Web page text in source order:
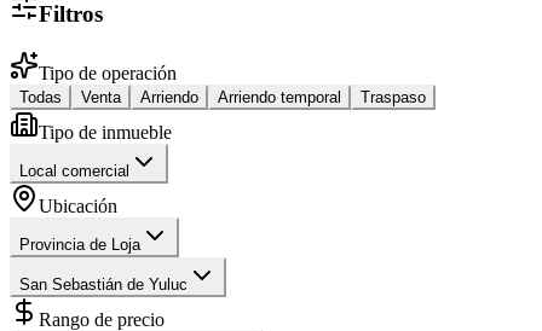
Filtros
Tipo de operación
Todas Venta Arriendo Arriendo temporal Traspaso
Tipo de inmueble
Local comercial
Ubicación
Provincia de Loja
San Sebastián de Yuluc
Rango de precio